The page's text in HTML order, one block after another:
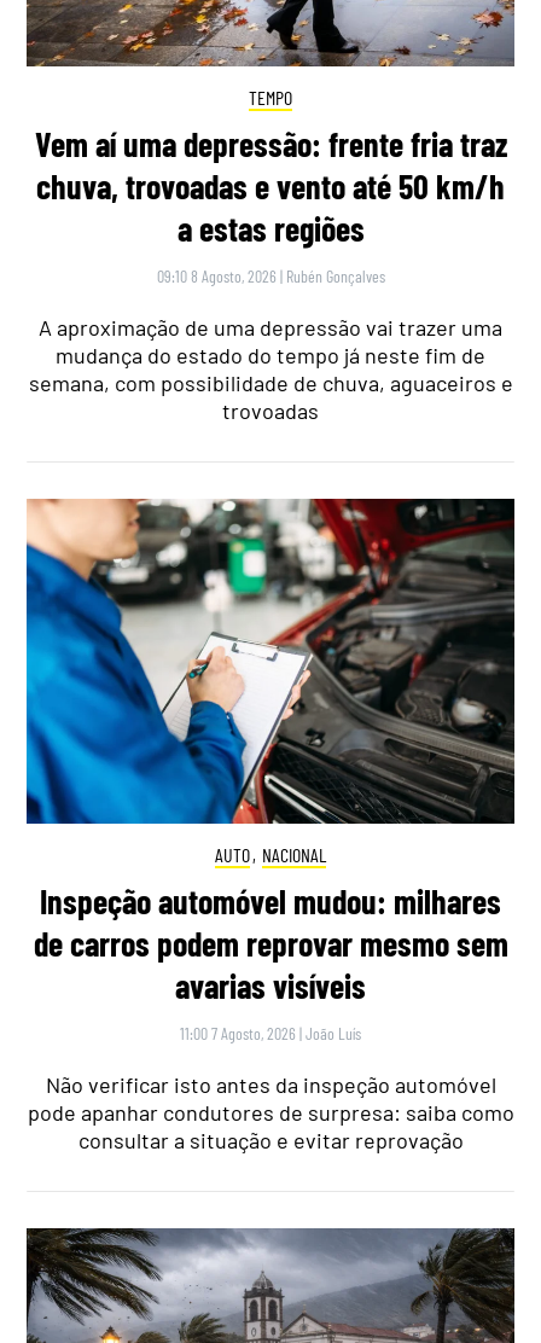
TEMPO
Vem aí uma depressão: frente fria traz
chuva, trovoadas e vento até 50 km/h
a estas regiões
09:10 8 Agosto, 2026 | Rubén Gonçalves
A aproximação de uma depressão vai trazer uma
mudança do estado do tempo já neste fim de
semana, com possibilidade de chuva, aguaceiros e
trovoadas
AUTO, NACIONAL
Inspeção automóvel mudou: milhares
de carros podem reprovar mesmo sem
avarias visíveis
11:00 7 Agosto, 2026 |João Luís
Não verificar isto antes da inspeção automóvel
pode apanhar condutores de surpresa: saiba como
consultar a situação e evitar reprovação